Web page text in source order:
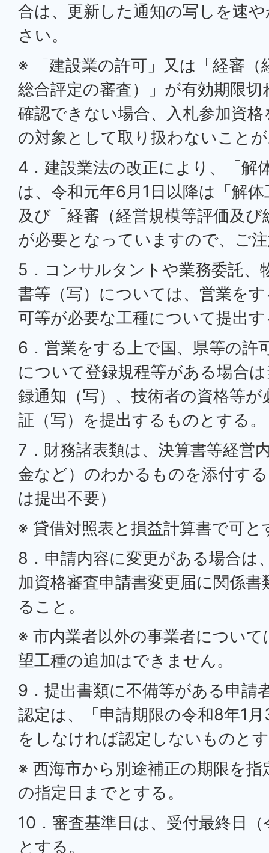
合は、更新した通知の写しを速
さい。
※ 「建設業の許可」又は「経審（
総合評定の審査）」が有効期限
確認できない場合、入札参加資
の対象として取り扱わないこと
4．建設業法の改正により、「解
は、令和元年6月1日以降は「解
及び「経審（経営規模等評価及
が必要となっていますので、ご
5．コンサルタントや業務委託、
書等（写）については、営業を
可等が必要な工種について提出
6．営業をする上で国、県等の許
について登録規程等がある場合
録通知（写）、技術者の資格等
証（写）を提出するものとする。
7．財務諸表類は、決算書等経営
金など）のわかるものを添付す
は提出不要）
※ 貸借対照表と損益計算書で可と
8．申請内容に変更がある場合は
加資格審査申請書変更届に関係
ること。
※ 市内業者以外の事業者につい
望工種の追加はできません。
9．提出書類に不備等がある申請
認定は、「申請期限の令和8年1
をしなければ認定しないものと
※ 西海市から別途補正の期限を
の指定日までとする。
10．審査基準日は、受付最終日
とする。